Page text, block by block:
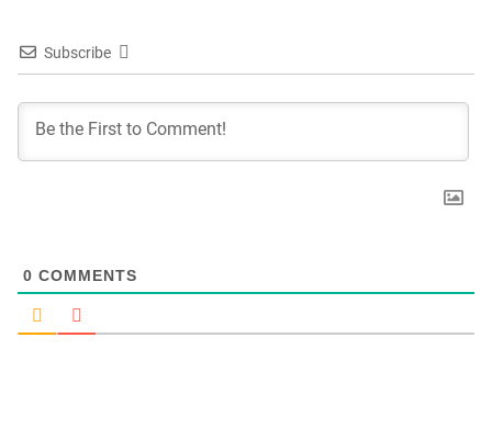
Subscribe
0 COMMENTS